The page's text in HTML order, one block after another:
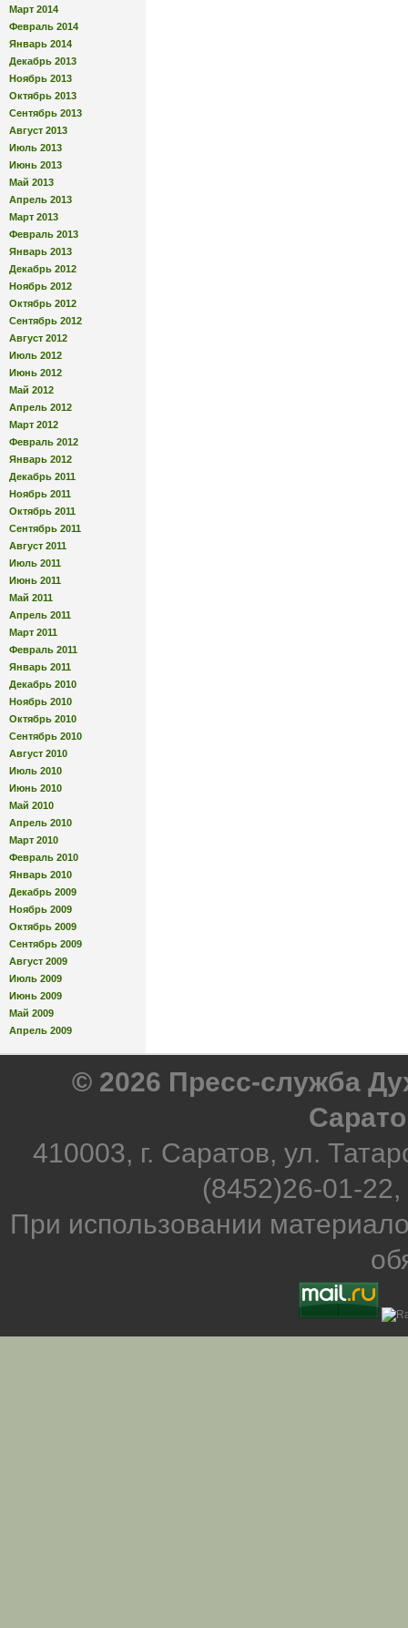
Март 2014
Февраль 2014
Январь 2014
Декабрь 2013
Ноябрь 2013
Октябрь 2013
Сентябрь 2013
Август 2013
Июль 2013
Июнь 2013
Май 2013
Апрель 2013
Март 2013
Февраль 2013
Январь 2013
Декабрь 2012
Ноябрь 2012
Октябрь 2012
Сентябрь 2012
Август 2012
Июль 2012
Июнь 2012
Май 2012
Апрель 2012
Март 2012
Февраль 2012
Январь 2012
Декабрь 2011
Ноябрь 2011
Октябрь 2011
Сентябрь 2011
Август 2011
Июль 2011
Июнь 2011
Май 2011
Апрель 2011
Март 2011
Февраль 2011
Январь 2011
Декабрь 2010
Ноябрь 2010
Октябрь 2010
Сентябрь 2010
Август 2010
Июль 2010
Июнь 2010
Май 2010
Апрель 2010
Март 2010
Февраль 2010
Январь 2010
Декабрь 2009
Ноябрь 2009
Октябрь 2009
Сентябрь 2009
Август 2009
Июль 2009
Июнь 2009
Май 2009
Апрель 2009
© 2026 Пресс-служба
410003, г. Саратов, ул.
(8452)26-01-
При использовании